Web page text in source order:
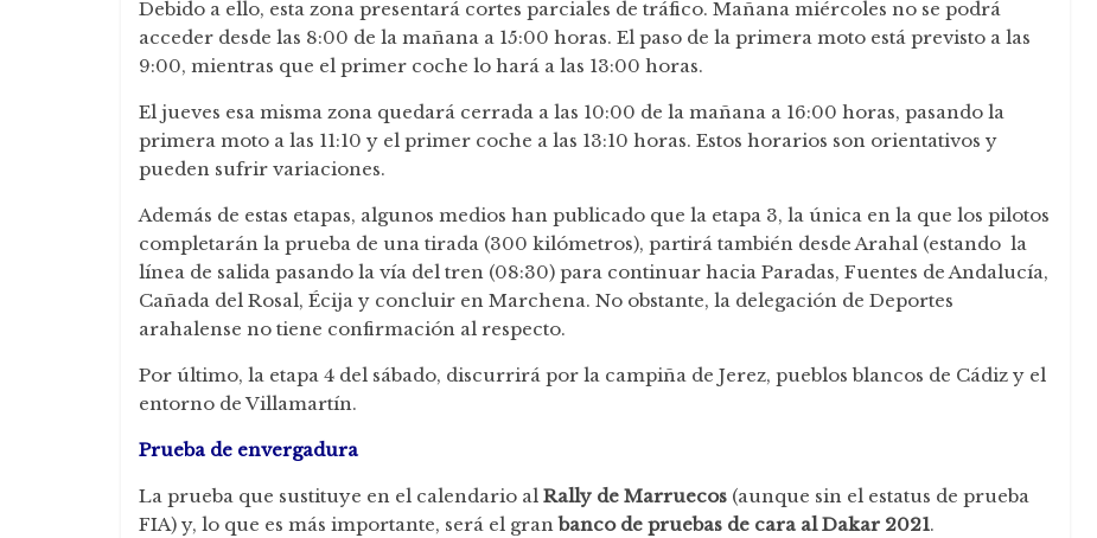
Debido a ello, esta zona presentará cortes parciales de tráfico. Mañana miércoles no se podrá
acceder desde las 8:00 de la mañana a 15:00 horas. El paso de la primera moto está previsto a las
9:00, mientras que el primer coche lo hará a las 13:00 horas.
El jueves esa misma zona quedará cerrada a las 10:00 de la mañana a 16:00 horas, pasando la
primera moto a las 11:10 y el primer coche a las 13:10 horas. Estos horarios son orientativos y
pueden sufrir variaciones.
Además de estas etapas, algunos medios han publicado que la etapa 3, la única en la que los pilotos
completarán la prueba de una tirada (300 kilómetros), partirá también desde Arahal (estando la
línea de salida pasando la vía del tren (08:30) para continuar hacia Paradas, Fuentes de Andalucía,
Cañada del Rosal, Écija y concluir en Marchena. No obstante, la delegación de Deportes
arahalense no tiene confirmación al respecto.
Por último, la etapa 4 del sábado, discurrirá por la campiña de Jerez, pueblos blancos de Cádiz y el
entorno de Villamartín.
Prueba de envergadura
La prueba que sustituye en el calendario al Rally de Marruecos (aunque sin el estatus de prueba
FIA) y, lo que es más importante, será el granbanco de pruebas de cara al Dakar 2021.